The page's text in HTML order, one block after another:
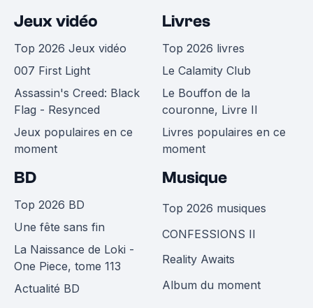
Jeux vidéo
Top 2026 Jeux vidéo
007 First Light
Assassin's Creed: Black
Flag - Resynced
Jeux populaires en ce
moment
Livres
Top 2026 livres
Le Calamity Club
Le Bouffon de la
couronne, Livre II
Livres populaires en ce
moment
BD
Top 2026 BD
Une fête sans fin
La Naissance de Loki -
One Piece, tome 113
Actualité BD
Musique
Top 2026 musiques
CONFESSIONS II
Reality Awaits
Album du moment